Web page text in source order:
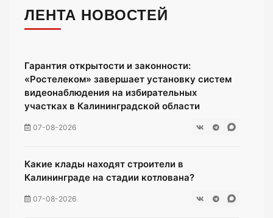
ЛЕНТА НОВОСТЕЙ
Гарантия открытости и законности:
«Ростелеком» завершает установку систем
видеонаблюдения на избирательных
участках в Калининградской области
07-08-2026
Какие клады находят строители в
Калининграде на стадии котлована?
07-08-2026